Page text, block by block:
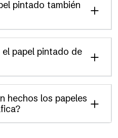
pintado también
papel pintado de
hechos los papeles